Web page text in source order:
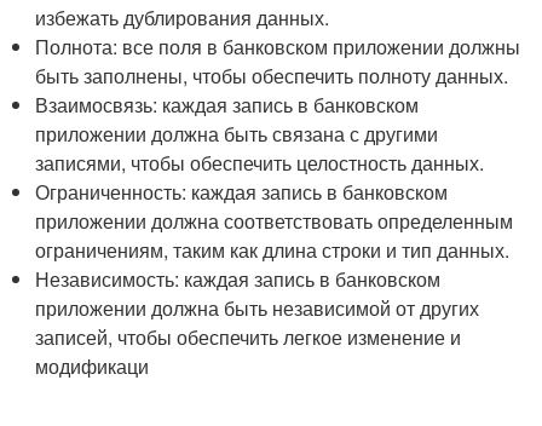
избежать дублирования данных.
Полнота: все поля в банковском приложении должны
быть заполнены, чтобы обеспечить полноту данных.
Взаимосвязь: каждая запись в банковском
приложении должна быть связана с другими
записями, чтобы обеспечить целостность данных.
Ограниченность: каждая запись в банковском
приложении должна соответствовать определенным
ограничениям, таким как длина строки и тип данных.
Независимость: каждая запись в банковском
приложении должна быть независимой от других
записей, чтобы обеспечить легкое изменение и
модификаци